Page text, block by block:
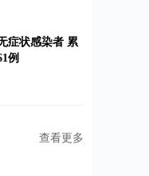
症状感染者 累
例
查看更多